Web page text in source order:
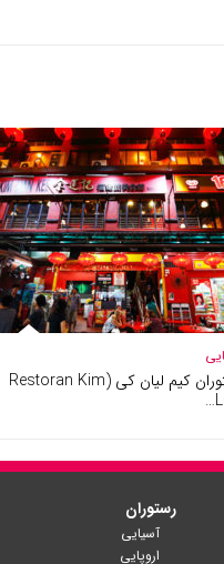
رستوران کیم لیان کی (Restoran Kim
رستوران
آسیایی
اروپایی